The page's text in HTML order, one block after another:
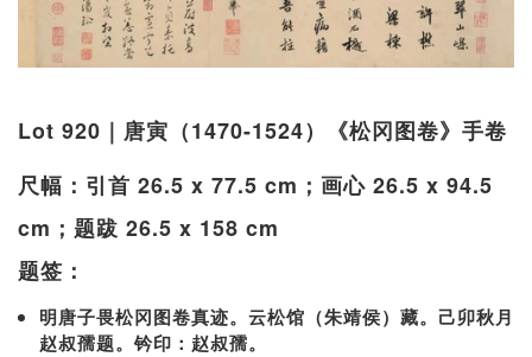
Lot 920｜唐寅（1470-1524）《松冈图卷》手卷
尺幅：引首 26.5 x 77.5 cm；画心 26.5 x 94.5
cm；题跋 26.5 x 158 cm
题签：
明唐子畏松冈图卷真迹。云松馆（朱靖侯）藏。己卯秋月
赵叔孺题。钤印：赵叔孺。